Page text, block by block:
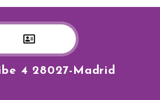
4 28027-Madrid